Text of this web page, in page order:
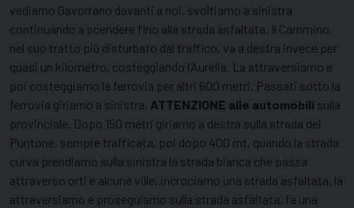
vediamo Gavorrano davanti a noi, svoltiamo a sinistra
continuando a scendere fino alla strada asfaltata. Il Cammino,
nel suo tratto più disturbato dal traffico, va a destra invece per
quasi un kilometro, costeggiando l’Aurelia. La attraversiamo e
poi costeggiamo la ferrovia per altri 600 metri. Passati sotto la
ferrovia giriamo a sinistra, ATTENZIONE alle automobili sulla
provinciale. Dopo 150 metri giriamo a destra sulla strada del
Puntone, sempre trafficata, poi dopo 400 mt, quando la strada
curva prendiamo sulla sinistra la strada bianca che passa
attraverso orti e alcune ville, incrociamo una strada asfaltata, la
attraversiamo e proseguiamo sulla strada asfaltata, fa una